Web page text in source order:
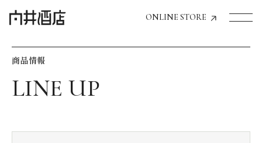
ONLINE STORE
飲食店経営のお客様
商品情報